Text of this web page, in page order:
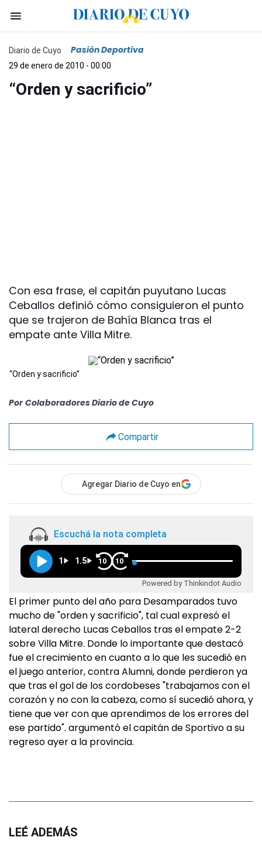
Diario de Cuyo Pasión Deportiva
29 de enero de 2010 - 00:00
“Orden y sacrificio”
Con esa frase, el capitán puyutano Lucas
Ceballos definió cómo consiguieron el punto
que se trajeron de Bahía Blanca tras el
empate ante Villa Mitre.
“Orden y sacrificio”
Por Colaboradores Diario de Cuyo
Compartir
Agregar Diario de Cuyo en
Escuchá la nota completa
1 1.5 10 10
Powered by Thinkindot Audio
El primer punto del año para Desamparados tuvo
mucho de "orden y sacrificio", tal cual expresó el
lateral derecho Lucas Ceballos tras el empate 2-2
sobre Villa Mitre. Donde lo importante que destacó
fue el crecimiento en cuanto a lo que les sucedió en
el juego anterior, contra Alumni, donde perdieron ya
que tras el gol de los cordobeses "trabajamos con el
corazón y no con la cabeza, como sí sucedió ahora, y
tiene que ver con que aprendimos de los errores del
ese partido". argumentó el capitán de Sportivo a su
regreso ayer a la provincia.
LEÉ ADEMÁS